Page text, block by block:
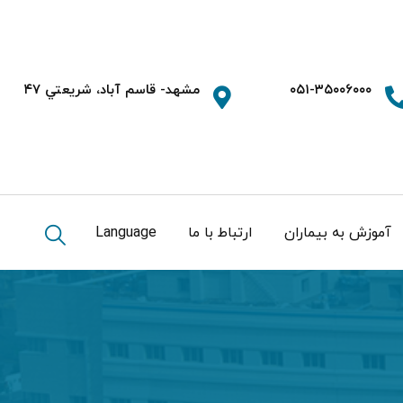
۰۵۱-۳۵۰۰۶۰۰۰ مشهد- قاسم آباد، شريعتي ۴۷
آموزش به بیماران ارتباط با ما Language